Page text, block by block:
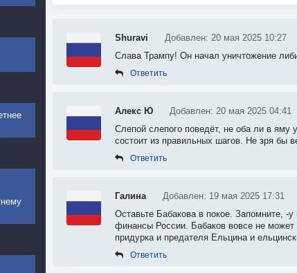
Shuravi Добавлен: 20 мая 2025 10:27
Слава Трампу! Он начал уничтожение
Ответить
Алекс Ю Добавлен: 20 мая 2025 04:41
Слепой слепого поведёт, не оба ли в яму
состоит из правильных шагов. Не зря бы
Ответить
Галина Добавлен: 19 мая 2025 17:31
Оставьте Бабакова в покое. Запомните, -у
финансы России. Бабаков вовсе не
придурка и предателя Ельцина и
Ответить